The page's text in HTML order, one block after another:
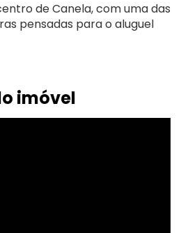
de Canela, com uma das
pensadas para o aluguel
imóvel